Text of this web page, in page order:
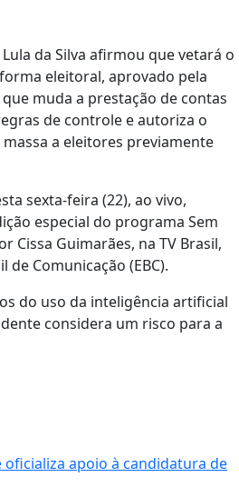
da Silva afirmou que vetará o
eleitoral, aprovado pela
muda a prestação de contas
de controle e autoriza o
a eleitores previamente
sexta-feira (22), ao vivo,
especial do programa Sem
Cissa Guimarães, na TV Brasil,
de Comunicação (EBC).
do uso da inteligência artificial
considera um risco para a
oficializa apoio à candidatura de